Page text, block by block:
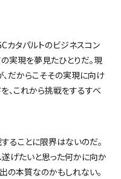
カタパルトのビジネスコン
実現を夢見たひとりだ。現
だからこそその実現に向け
、これから挑戦をするすべ
ることに限界はないのだ。
遂げたいと思った何かに向か
の本質なのかもしれない。